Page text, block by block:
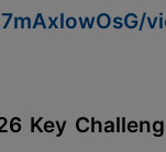
Key